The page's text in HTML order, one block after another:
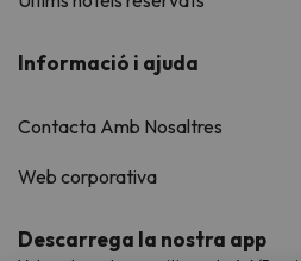
Informació i ajuda
Contacta Amb Nosaltres
Web corporativa
Descarrega la nostra app